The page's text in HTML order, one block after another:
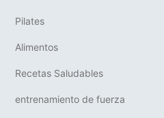
Pilates
Alimentos
Recetas Saludables
entrenamiento de fuerza